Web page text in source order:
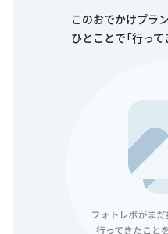
このおでかけプラ
ひとことで「行って